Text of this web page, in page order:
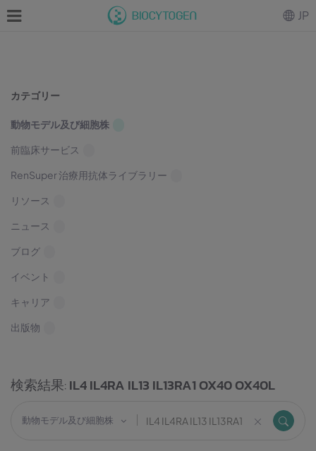
カテゴリー
動物モデル及び細胞株
前臨床サービス
RenSuper 治療用抗体ライブラリー
リソース
ニュース
ブログ
イベント
キャリア
出版物
検索結果:IL4 IL4RA IL13 IL13RA1 OX40 OX40L
動物モデル及び細胞株
JP